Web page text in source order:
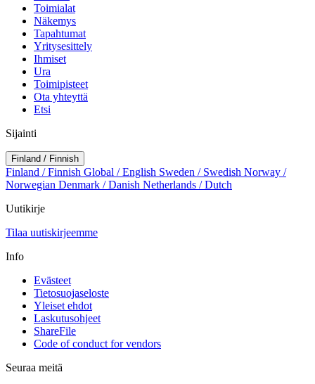
Toimialat
Näkemys
Tapahtumat
Yritysesittely
Ihmiset
Ura
Toimipisteet
Ota yhteyttä
Etsi
Sijainti
Finland / Finnish
Finland / Finnish Global / English Sweden / Swedish Norway /
Norwegian Denmark / Danish Netherlands / Dutch
Uutikirje
Tilaa uutiskirjeemme
Info
Evästeet
Tietosuojaseloste
Yleiset ehdot
Laskutusohjeet
ShareFile
Code of conduct for vendors
Seuraa meitä